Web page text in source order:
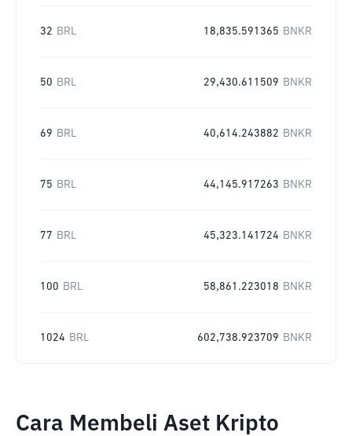
32 BRL 18,835.591365 BNKR
50 BRL 29,430.611509 BNKR
69 BRL 40,614.243882 BNKR
75 BRL 44,145.917263 BNKR
77 BRL 45,323.141724 BNKR
100 BRL 58,861.223018 BNKR
1024 BRL 602,738.923709 BNKR
Cara Membeli Aset Kripto